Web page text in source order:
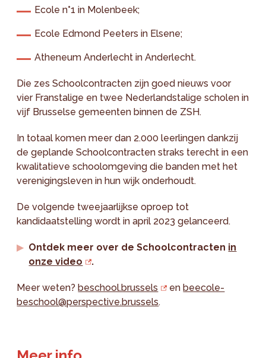
Ecole n°1 in Molenbeek;
Ecole Edmond Peeters in Elsene;
Atheneum Anderlecht in Anderlecht.
Die zes Schoolcontracten zijn goed nieuws voor
vier Franstalige en twee Nederlandstalige scholen in
vijf Brusselse gemeenten binnen de ZSH.
In totaal komen meer dan 2.000 leerlingen dankzij
de geplande Schoolcontracten straks terecht in een
kwalitatieve schoolomgeving die banden met het
verenigingsleven in hun wijk onderhoudt.
De volgende tweejaarlijkse oproep tot
kandidaatstelling wordt in april 2023 gelanceerd.
Ontdek meer over de Schoolcontracten in
onze video
.
Meer weten? beschool.brussels en beecole-
beschool@perspective.brussels.